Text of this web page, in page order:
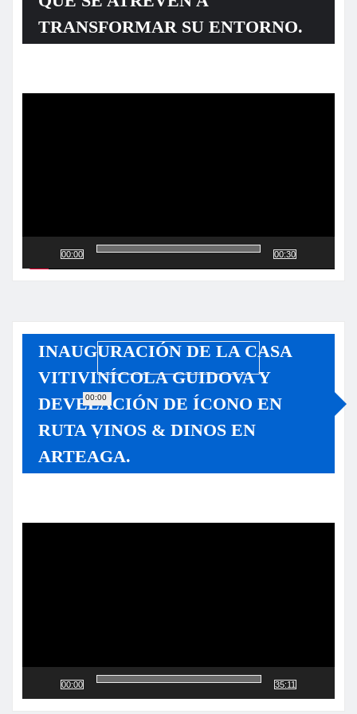
TRANSFORMAR SU ENTORNO.
00:00
00:00
00:30
INAUGURACIÓN DE LA CASA
VITIVINÍCOLA GUIDOVA Y
DEVELACIÓN DE ÍCONO EN
RUTA VINOS & DINOS EN
ARTEAGA.
00:00 35:11